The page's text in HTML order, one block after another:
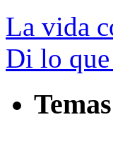
La vida
Di lo que
Temas